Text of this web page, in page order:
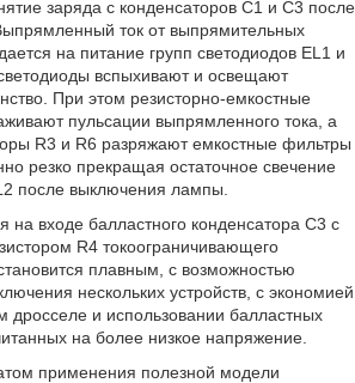
заряда с конденсаторов С1 и С3 после
ток от выпрямительных
на питание групп светодиодов EL1 и
вспыхивают и освещают
При этом резисторно-емкостные
пульсации выпрямленного тока, а
R3 и R6 разряжают емкостные фильтры
резко прекращая остаточное свечение
после выключения лампы.
на входе балластного конденсатора С3 с
R4 токоограничивающего
плавным, с возможностью
нескольких устройств, с экономией
и использовании балластных
на более низкое напряжение.
применения полезной модели